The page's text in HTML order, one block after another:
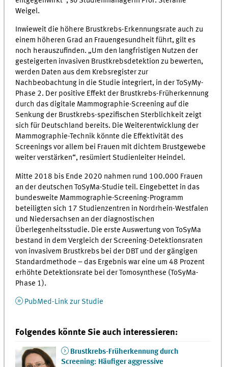
Weigel.
Inwieweit die höhere Brustkrebs-Erkennungsrate auch zu
einem höheren Grad an Frauengesundheit führt, gilt es
noch herauszufinden. „Um den langfristigen Nutzen der
gesteigerten invasiven Brustkrebsdetektion zu bewerten,
werden Daten aus dem Krebsregister zur
Nachbeobachtung in die Studie integriert, in der ToSyMy-
Phase 2. Der positive Effekt der Brustkrebs-Früherkennung
durch das digitale Mammographie-Screening auf die
Senkung der Brustkrebs-spezifischen Sterblichkeit zeigt
sich für Deutschland bereits. Die Weiterentwicklung der
Mammographie-Technik könnte die Effektivität des
Screenings vor allem bei Frauen mit dichtem Brustgewebe
weiter verstärken“, resümiert Studienleiter Heindel.
Mitte 2018 bis Ende 2020 nahmen rund 100.000 Frauen
an der deutschen ToSyMa-Studie teil. Eingebettet in das
bundesweite Mammographie-Screening-Programm
beteiligten sich 17 Studienzentren in Nordrhein-Westfalen
und Niedersachsen an der diagnostischen
Überlegenheitsstudie. Die erste Auswertung von ToSyMa
bestand in dem Vergleich der Screening-Detektionsraten
von invasivem Brustkrebs bei der DBT und der gängigen
Standardmethode – das Ergebnis war eine um 48 Prozent
erhöhte Detektionsrate bei der Tomosynthese (ToSyMa-
Phase 1).
PubMed-Link zur Studie
Folgendes könnte Sie auch interessieren:
Brustkrebs-Früherkennung durch
Screening: Häufiger aggressive